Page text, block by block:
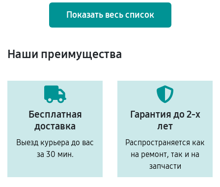
Показать весь список
Наши преимущества
Бесплатная
доставка
Выезд курьера до вас
за 30 мин.
Гарантия до 2-х
лет
Распространяется как
на ремонт, так и на
запчасти